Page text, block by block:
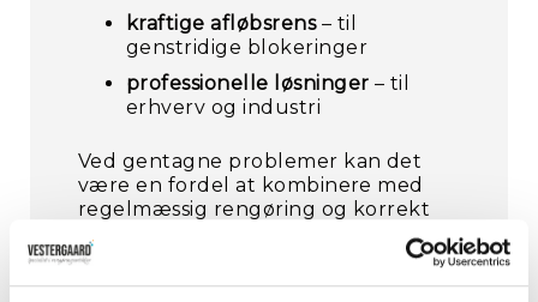
kraftige afløbsrens– til
genstridige blokeringer
professionelle løsninger – til
erhverv og industri
Ved gentagne problemer kan det
være en fordel at kombinere med
regelmæssig rengøring og korrekt